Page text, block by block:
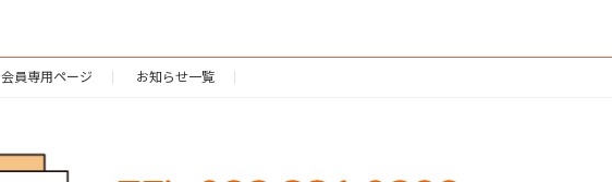
会員専用ページ お知らせ一覧